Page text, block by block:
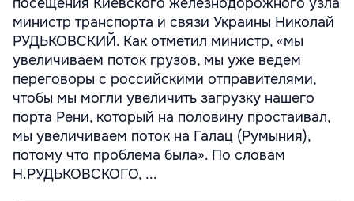
министр транспорта и связи Украины Николай
РУДЬКОВСКИЙ. Как отметил министр, «мы
увеличиваем поток грузов, мы уже ведем
переговоры с российскими отправителями,
чтобы мы могли увеличить загрузку нашего
порта Рени, который на половину простаивал,
мы увеличиваем поток на Галац (Румыния),
потому что проблема была». По словам
Н.РУДЬКОВСКОГО, ...